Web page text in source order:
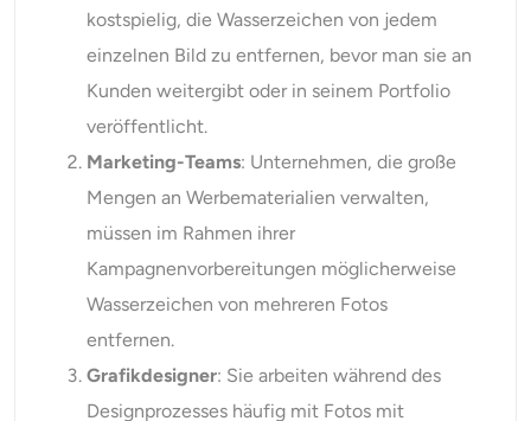
kostspielig, die Wasserzeichen von jedem
einzelnen Bild zu entfernen, bevor man sie an
Kunden weitergibt oder in seinem Portfolio
veröffentlicht.
Marketing-Teams: Unternehmen, die große
Mengen an Werbematerialien verwalten,
müssen im Rahmen ihrer
Kampagnenvorbereitungen möglicherweise
Wasserzeichen von mehreren Fotos
entfernen.
Grafikdesigner: Sie arbeiten während des
Designprozesses häufig mit Fotos mit